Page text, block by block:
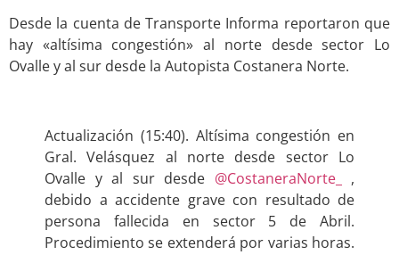
Desde la cuenta de Transporte Informa reportaron que
hay «altísima congestión» al norte desde sector Lo
Ovalle y al sur desde la Autopista Costanera Norte.
Actualización (15:40). Altísima congestión en
Gral. Velásquez al norte desde sector Lo
Ovalle y al sur desde @CostaneraNorte_
,
debido a accidente grave con resultado de
persona fallecida en sector 5 de Abril.
Procedimiento se extenderá por varias horas.